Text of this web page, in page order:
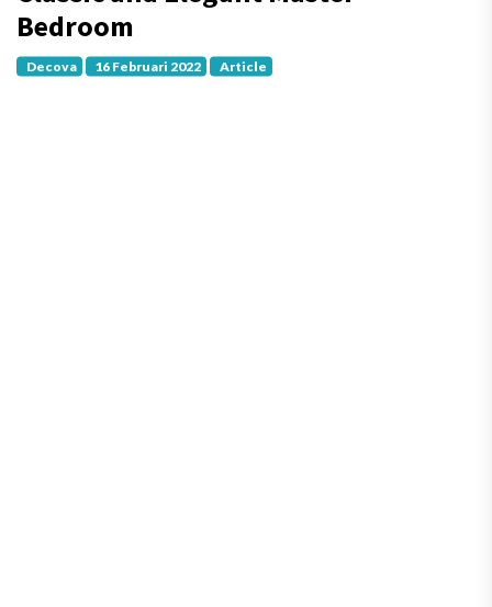
Bedroom
Decova 16 Februari 2022 Article